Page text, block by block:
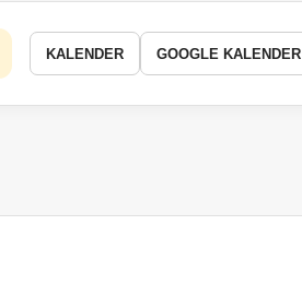
KALENDER GOOGLE KALENDER